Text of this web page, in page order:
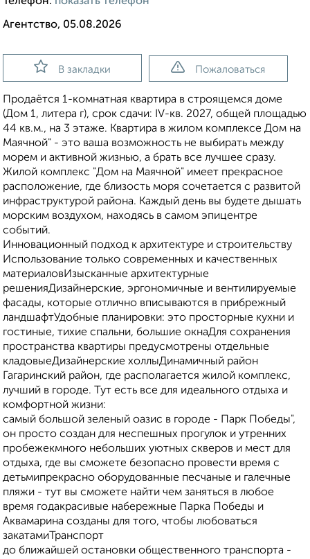
Агентство, 05.08.2026
В закладки Пожаловаться
Продаётся 1-комнатная квартира в строящемся доме
(Дом 1, литера г), срок сдачи: IV-кв. 2027, общей площадью
44 кв.м., на 3 этаже. Квартира в жилом комплексе Дом на
Маячной" - это ваша возможность не выбирать между
морем и активной жизнью, а брать все лучшее сразу.
Жилой комплекс "Дом на Маячной" имеет прекрасное
расположение, где близость моря сочетается с развитой
инфраструктурой района. Каждый день вы будете дышать
морским воздухом, находясь в самом эпицентре
событий.
Инновационный подход к архитектуре и строительству
Использование только современных и качественных
материаловИзысканные архитектурные
решенияДизайнерские, эргономичные и вентилируемые
фасады, которые отлично вписываются в прибрежный
ландшафтУдобные планировки: это просторные кухни и
гостиные, тихие спальни, большие окнаДля сохранения
пространства квартиры предусмотрены отдельные
кладовыеДизайнерские холлыДинамичный район
Гагаринский район, где располагается жилой комплекс,
лучший в городе. Тут есть все для идеального отдыха и
комфортной жизни:
самый большой зеленый оазис в городе - Парк Победы",
он просто создан для неспешных прогулок и утренних
пробежекмного небольших уютных скверов и мест для
отдыха, где вы сможете безопасно провести время с
детьмипрекрасно оборудованные песчаные и галечные
пляжи - тут вы сможете найти чем заняться в любое
время годакрасивые набережные Парка Победы и
Аквамарина созданы для того, чтобы любоваться
закатамиТранспорт
до ближайшей остановки общественного транспорта -